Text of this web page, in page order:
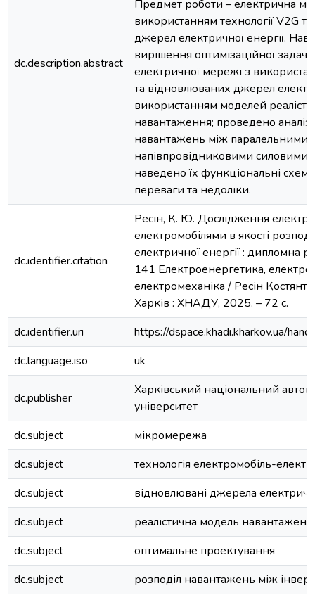
dc.description.abstract
Предмет роботи – електрична
використанням технології V2G
джерел електричної енергії.
вирішення оптимізаційної
електричної мережі з
та відновлюваних джерел
використанням моделей
навантаження; проведено аналіз
навантажень між паралельними
напівпровідниковими силовими
наведено їх функціональні
переваги та недоліки.
dc.identifier.citation
Ресін, К. Ю. Дослідження
електромобілями в якості
електричної енергії : дипломна
141 Електроенергетика,
електромеханіка / Ресін
Харків : ХНАДУ, 2025. – 72 с.
dc.identifier.uri
https://dspace.khadi.kharkov.ua/
dc.language.iso
uk
dc.publisher
Харківський національний
університет
dc.subject
мікромережа
dc.subject
технологія електромобіль-
dc.subject
відновлювані джерела
dc.subject
реалістична модель
dc.subject
оптимальне проектування
dc.subject
розподіл навантажень між